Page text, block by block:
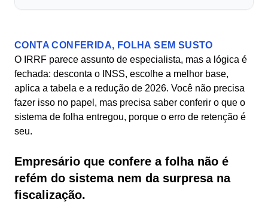
CONTA CONFERIDA, FOLHA SEM SUSTO
O IRRF parece assunto de especialista, mas a lógica é
fechada: desconta o INSS, escolhe a melhor base,
aplica a tabela e a redução de 2026. Você não precisa
fazer isso no papel, mas precisa saber conferir o que o
sistema de folha entregou, porque o erro de retenção é
seu.
Empresário que confere a folha não é
refém do sistema nem da surpresa na
fiscalização.